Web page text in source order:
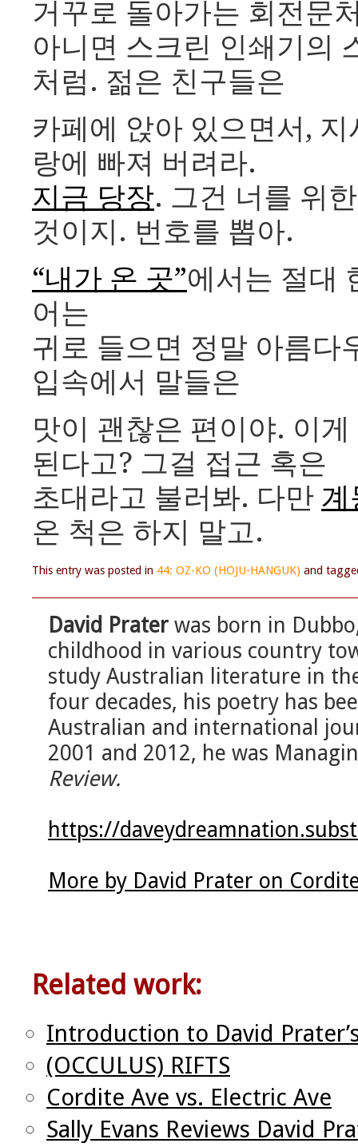
거꾸로 돌아가는 회전문
아니면 스크린 인쇄기의
처럼. 젊은 친구들은
카페에 앉아 있으면서,
랑에 빠져 버려라.
지금 당장. 그건 너를 위
것이지. 번호를 뽑아.
“내가 온 곳”에서는 절대
어는
귀로 들으면 정말 아름다
입속에서 말들은
맛이 괜찮은 편이야. 이
된다고? 그걸 접근 혹은
초대라고 불러봐. 다만 계
온 척은 하지 말고.
This entry was posted in 44: OZ-KO (HOJU-HANGUK) and
David Prater was born in
childhood in various country
study Australian literature in
four decades, his poetry has
Australian and international
2001 and 2012, he was
Review.
https://
More by David Prater on
Related work:
Introduction to David
(OCCULUS) RIFTS
Cordite Ave vs. Electric Ave
Sally Evans Reviews David